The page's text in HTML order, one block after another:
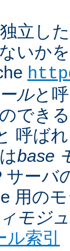
立し
いか
ルと
でき
呼ば
base
サーバ
用の
モジ
索引